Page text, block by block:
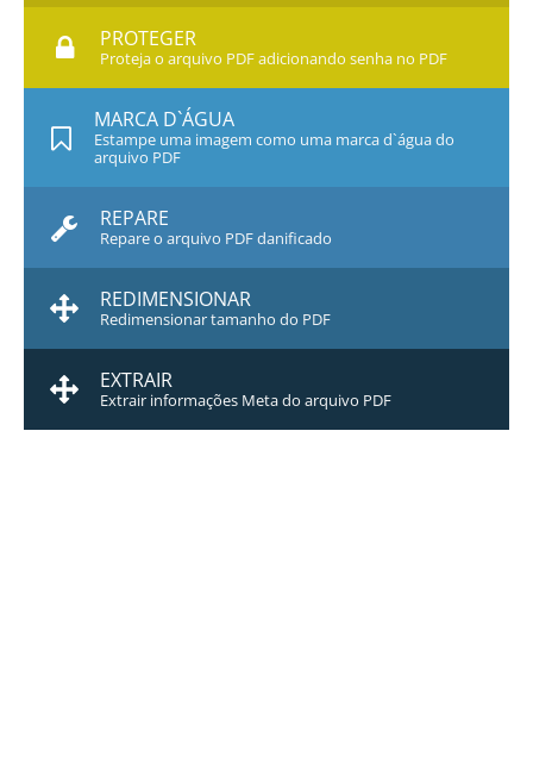
PROTEGER
Proteja o arquivo PDF adicionando senha no PDF
MARCA D`ÁGUA
Estampe uma imagem como uma marca d`água do
arquivo PDF
REPARE
Repare o arquivo PDF danificado
REDIMENSIONAR
Redimensionar tamanho do PDF
EXTRAIR
Extrair informações Meta do arquivo PDF